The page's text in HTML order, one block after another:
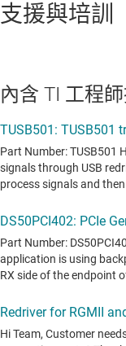
支援與培訓
內含 TI 工程